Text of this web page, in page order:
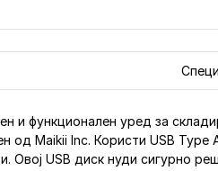
и функционален уред за
Maikii Inc. Користи USB
Овој USB диск нуди сигурно